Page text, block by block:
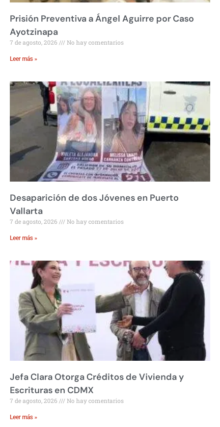
Prisión Preventiva a Ángel Aguirre por Caso
Ayotzinapa
7 de agosto, 2026 No hay comentarios
Leer más »
Desaparición de dos Jóvenes en Puerto
Vallarta
7 de agosto, 2026 No hay comentarios
Leer más »
Jefa Clara Otorga Créditos de Vivienda y
Escrituras en CDMX
7 de agosto, 2026 No hay comentarios
Leer más »